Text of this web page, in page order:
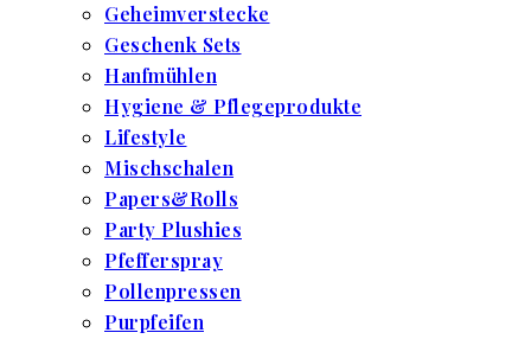
Geheimverstecke
Geschenk Sets
Hanfmühlen
Hygiene & Pflegeprodukte
Lifestyle
Mischschalen
Papers&Rolls
Party Plushies
Pfefferspray
Pollenpressen
Purpfeifen